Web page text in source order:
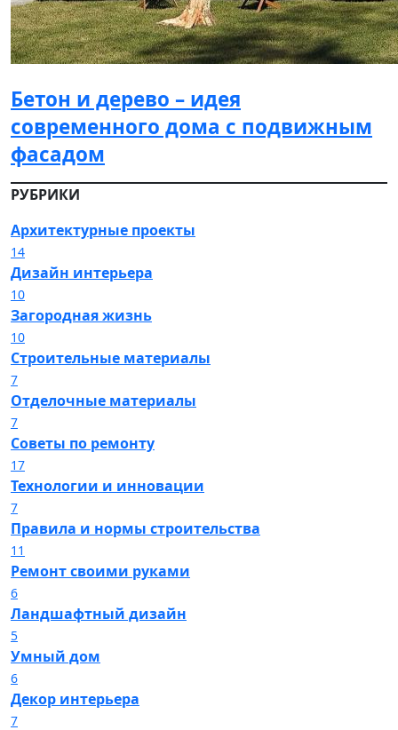
Бетон и дерево – идея
современного дома с подвижным
фасадом
РУБРИКИ
Архитектурные проекты
14
Дизайн интерьера
10
Загородная жизнь
10
Строительные материалы
7
Отделочные материалы
7
Советы по ремонту
17
Технологии и инновации
7
Правила и нормы строительства
11
Ремонт своими руками
6
Ландшафтный дизайн
5
Умный дом
6
Декор интерьера
7